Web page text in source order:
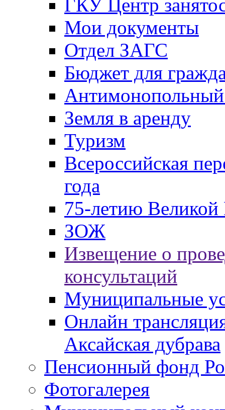
ГКУ Центр
Мои документы
Отдел ЗАГС
Бюджет для
Антимонопольный
Земля в аренду
Туризм
Всероссийская
года
75-летию
ЗОЖ
Извещение о
консультаций
Муниципальные
Онлайн
Аксайская дубрава
Пенсионный фонд
Фотогалерея